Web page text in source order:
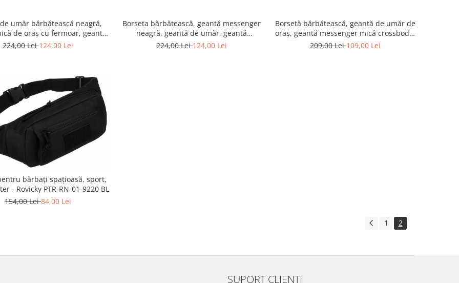
umăr bărbătească neagră,
de oraș cu fermoar, geantă
ușoară - Peterson PTR-PTN
224,00 Lei124,00 Lei
Borseta bărbătească, geantă messenger
neagră, geantă de umăr, geantă
crossbody mică - Peterson PTR-PTN MS1-
224,00 Lei124,00 Lei
Borsetă bărbătească, geantă de umăr de
oraș, geantă messenger mică crossbody,
neagră, ușoară, cu fermoar - Peterson
209,00 Lei109,00 Lei
bărbați spațioasă, sport,
- Rovicky PTR-RN-01-9220 BL
154,00 Lei84,00 Lei
1 2
SUPORT CLIENTI